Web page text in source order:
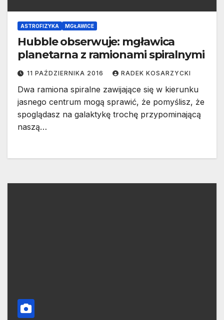
ASTROFIZYKA MGŁAWICE
Hubble obserwuje: mgławica
planetarna z ramionami spiralnymi
11 PAŹDZIERNIKA 2016 RADEK KOSARZYCKI
Dwa ramiona spiralne zawijające się w kierunku
jasnego centrum mogą sprawić, że pomyślisz, że
spoglądasz na galaktykę trochę przypominającą
naszą…